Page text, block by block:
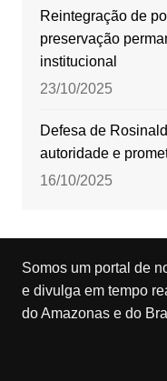
Reintegração de
preservação
institucional
23/10/2025
Defesa de
autoridade e
16/10/2025
Somos um portal de
e divulga em tempo
do Amazonas e do